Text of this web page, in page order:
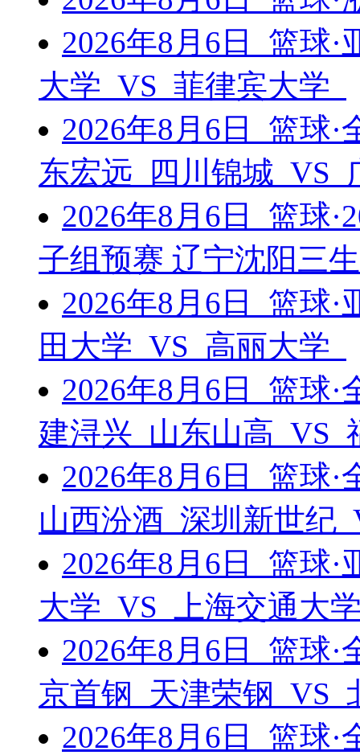
2026年8月6日 篮球
大学 VS 菲律宾大学
2026年8月6日 篮球·
东宏远 四川锦城 VS
2026年8月6日 篮球
子组预赛 辽宁沈阳三
2026年8月6日 篮球
田大学 VS 高丽大学
2026年8月6日 篮球·
建浔兴 山东山高 VS
2026年8月6日 篮球·
山西汾酒 深圳新世
2026年8月6日 篮球
大学 VS 上海交通大
2026年8月6日 篮球·
京首钢 天津荣钢 VS
2026年8月6日 篮球·